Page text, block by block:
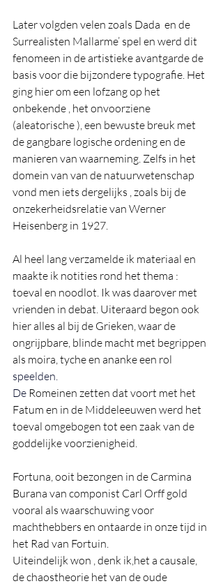
Later volgden velen zoals Dada  en de
Surrealisten Mallarme’ spel en werd dit
fenomeen in de artistieke avantgarde de
basis voor die bijzondere typografie. Het
ging hier om een lofzang op het
onbekende , het onvoorziene
(aleatorische ), een bewuste breuk met
de gangbare logische ordening en de
manieren van waarneming. Zelfs in het
domein van van de natuurwetenschap
vond men iets dergelijks , zoals bij de
onzekerheidsrelatie van Werner
Heisenberg in 1927.
Al heel lang verzamelde ik materiaal en
maakte ik notities rond het thema :
toeval en noodlot. Ik was daarover met
vrienden in debat. Uiteraard begon ook
hier alles al bij de Grieken, waar de
ongrijpbare, blinde macht met begrippen
als moira, tyche en ananke een rol
speelden.
De Romeinen zetten dat voort met het
Fatum en in de Middeleeuwen werd het
toeval omgebogen tot een zaak van de
goddelijke voorzienigheid.
Fortuna, ooit bezongen in de Carmina
Burana van componist Carl Orff gold
vooral als waarschuwing voor
machthebbers en ontaarde in onze tijd in
het Rad van Fortuin.
Uiteindelijk won , denk ik,het a causale,
de chaostheorie het van de oude